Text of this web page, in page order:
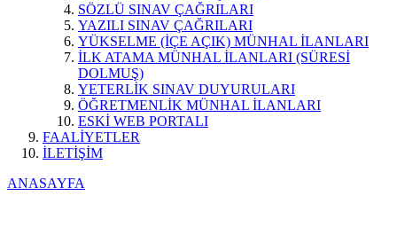
SÖZLÜ SINAV ÇAĞRILARI
YAZILI SINAV ÇAĞRILARI
YÜKSELME (İÇE AÇIK) MÜNHAL İLANLARI
İLK ATAMA MÜNHAL İLANLARI (SÜRESİ
DOLMUŞ)
YETERLİK SINAV DUYURULARI
ÖĞRETMENLİK MÜNHAL İLANLARI
ESKİ WEB PORTALI
FAALİYETLER
İLETİŞİM
ANASAYFA